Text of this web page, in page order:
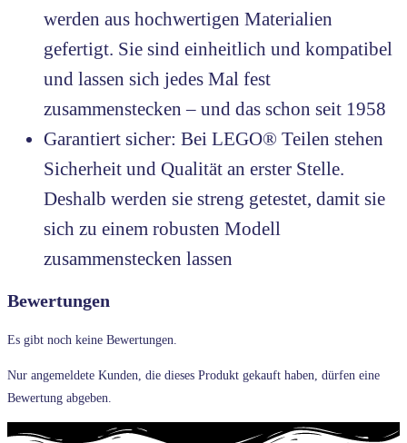
werden aus hochwertigen Materialien
gefertigt. Sie sind einheitlich und kompatibel
und lassen sich jedes Mal fest
zusammenstecken – und das schon seit 1958
Garantiert sicher: Bei LEGO® Teilen stehen
Sicherheit und Qualität an erster Stelle.
Deshalb werden sie streng getestet, damit sie
sich zu einem robusten Modell
zusammenstecken lassen
Bewertungen
Es gibt noch keine Bewertungen.
Nur angemeldete Kunden, die dieses Produkt gekauft haben, dürfen eine
Bewertung abgeben.